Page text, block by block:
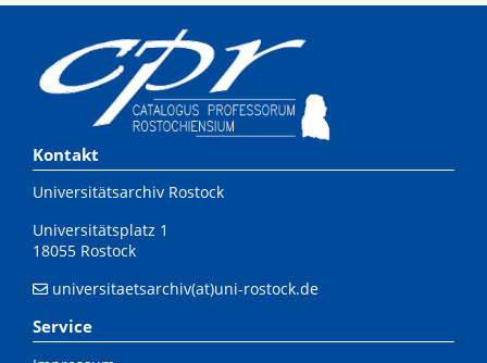
Kontakt
Universitätsarchiv Rostock
Universitätsplatz 1
18055 Rostock
universitaetsarchiv(at)uni-rostock.de
Service